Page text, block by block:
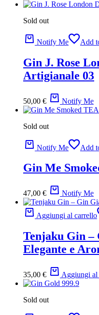
Sold out
Notify Me Add
Gin J. Rose
Artigianale 03
50,00 € Notify Me
Sold out
Notify Me Add
Gin Me
47,00 € Notify Me
Aggiungi al carrello
Tenjaku Gin –
Elegante e
35,00 € Aggiungi al
Sold out